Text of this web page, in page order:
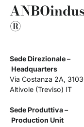
®
Sede Direzionale –
Headquarters
Via Costanza 2A,
Altivole (Treviso) IT
Sede Produttiva –
Production Unit